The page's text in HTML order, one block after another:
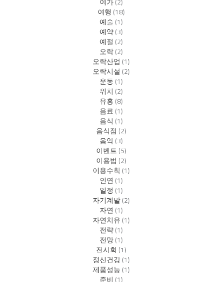
여행 (18)
예술(1)
예약(3)
예절 (2)
오락(2)
오락산업 (1)
오락시설 (2)
운동(1)
위치 (2)
유흥(8)
음료(1)
음식 (1)
음식점 (2)
음악(3)
이벤트(5)
이용법 (2)
이용수칙 (1)
인연(1)
일정 (1)
자기계발(2)
자연(1)
자연치유(1)
전략(1)
전망(1)
전시회 (1)
정신건강(1)
제품성능(1)